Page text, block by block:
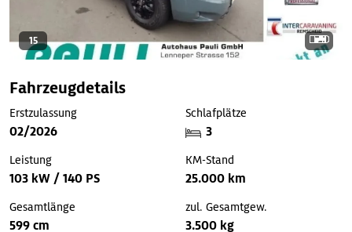
15
Fahrzeugdetails
Erstzulassung
02/2026
Schlafplätze
3
Leistung
103 kW / 140 PS
KM-Stand
25.000 km
Gesamtlänge
599 cm
zul. Gesamtgew.
3.500 kg